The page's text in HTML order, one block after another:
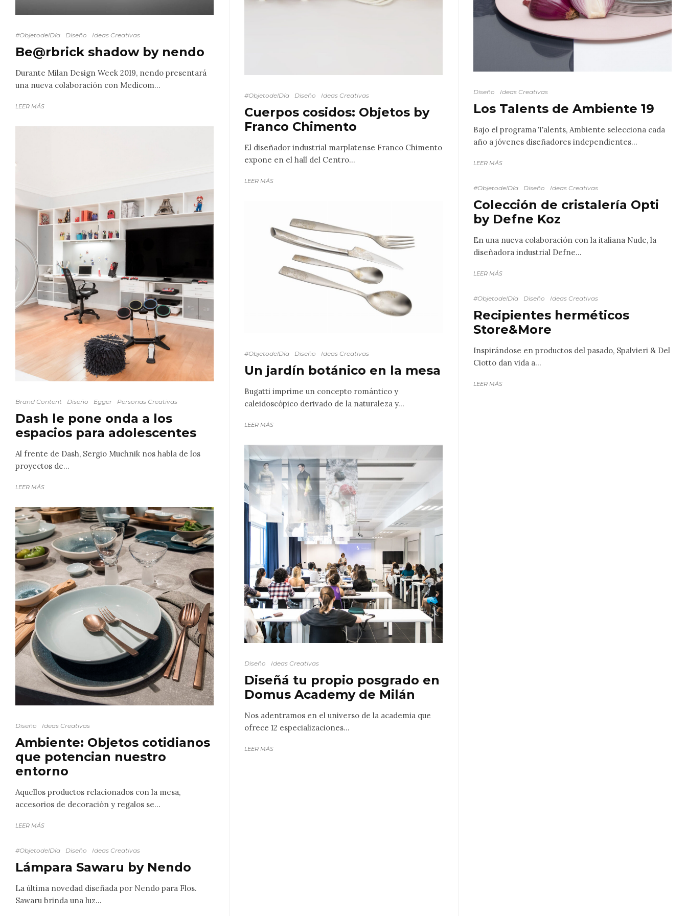
#ObjetodelDía Diseño Ideas Creativas
Be@rbrick shadow by nendo
Durante Milan Design Week 2019, nendo presentará
una nueva colaboración con Medicom...
LEER MÁS
Brand Content Diseño Egger Personas Creativas
Dash le pone onda a los
espacios para adolescentes
Al frente de Dash, Sergio Muchnik nos habla de los
proyectos de...
LEER MÁS
Diseño Ideas Creativas
Ambiente: Objetos cotidianos
que potencian nuestro
entorno
Aquellos productos relacionados con la mesa,
accesorios de decoración y regalos se...
LEER MÁS
#ObjetodelDía Diseño Ideas Creativas
Lámpara Sawaru by Nendo
La última novedad diseñada por Nendo para Flos.
Sawaru brinda una luz...
#ObjetodelDía Diseño Ideas Creativas
Cuerpos cosidos: Objetos by
Franco Chimento
El diseñador industrial marplatense Franco Chimento
expone en el hall del Centro...
LEER MÁS
#ObjetodelDía Diseño Ideas Creativas
Un jardín botánico en la mesa
Bugatti imprime un concepto romántico y
caleidoscópico derivado de la naturaleza y...
LEER MÁS
Diseño Ideas Creativas
Diseñá tu propio posgrado en
Domus Academy de Milán
Nos adentramos en el universo de la academia que
ofrece 12 especializaciones...
LEER MÁS
Diseño Ideas Creativas
Los Talents de Ambiente 19
Bajo el programa Talents, Ambiente selecciona cada
año a jóvenes diseñadores independientes...
LEER MÁS
#ObjetodelDía Diseño Ideas Creativas
Colección de cristalería Opti
by Defne Koz
En una nueva colaboración con la italiana Nude, la
diseñadora industrial Defne...
LEER MÁS
#ObjetodelDía Diseño Ideas Creativas
Recipientes herméticos
Store&More
Inspirándose en productos del pasado, Spalvieri & Del
Ciotto dan vida a...
LEER MÁS